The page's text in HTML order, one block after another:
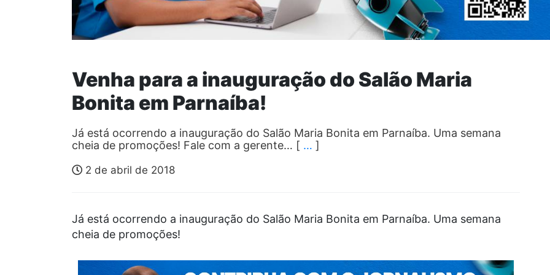
Venha para a inauguração do Salão Maria
Bonita em Parnaíba!
Já está ocorrendo a inauguração do Salão Maria Bonita em Parnaíba. Uma semana
cheia de promoções! Fale com a gerente… [ … ]
2 de abril de 2018
Já está ocorrendo a inauguração do Salão Maria Bonita em Parnaíba. Uma semana
cheia de promoções!